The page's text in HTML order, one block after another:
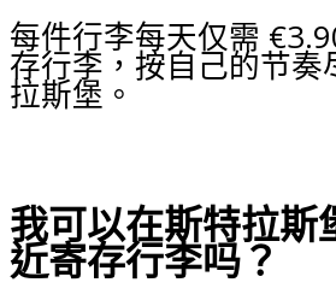
每件行李每天仅需
存行李，按自己的节奏
拉斯堡。
我可以在斯特拉斯
近寄存行李吗？